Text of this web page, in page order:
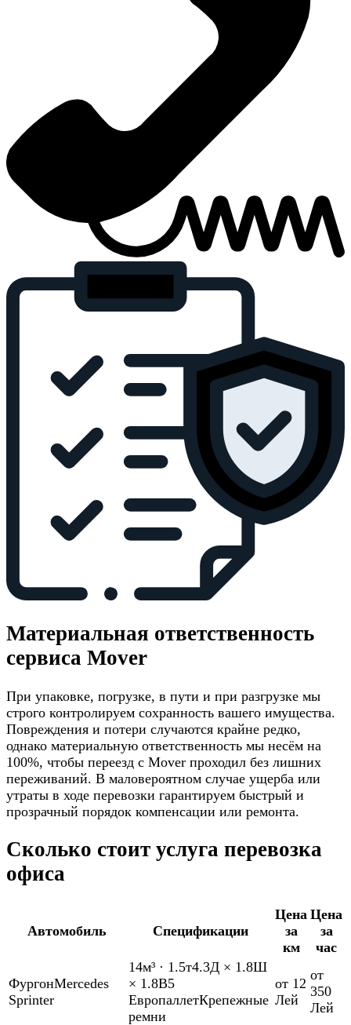
Материальная ответственность
сервиса Mover
При упаковке, погрузке, в пути и при разгрузке мы
строго контролируем сохранность вашего имущества.
Повреждения и потери случаются крайне редко,
однако материальную ответственность мы несём на
100%, чтобы переезд с Mover проходил без лишних
переживаний. В маловероятном случае ущерба или
утраты в ходе перевозки гарантируем быстрый и
прозрачный порядок компенсации или ремонта.
Сколько стоит услуга перевозка
офиса
Автомобиль Спецификации
Цена
за
км
Цена
за
час
ФургонMercedes
Sprinter
14м³ · 1.5т4.3Д × 1.8Ш
× 1.8В5
ЕвропаллетКрепежные
ремни
от 12
Лей
от
350
Лей